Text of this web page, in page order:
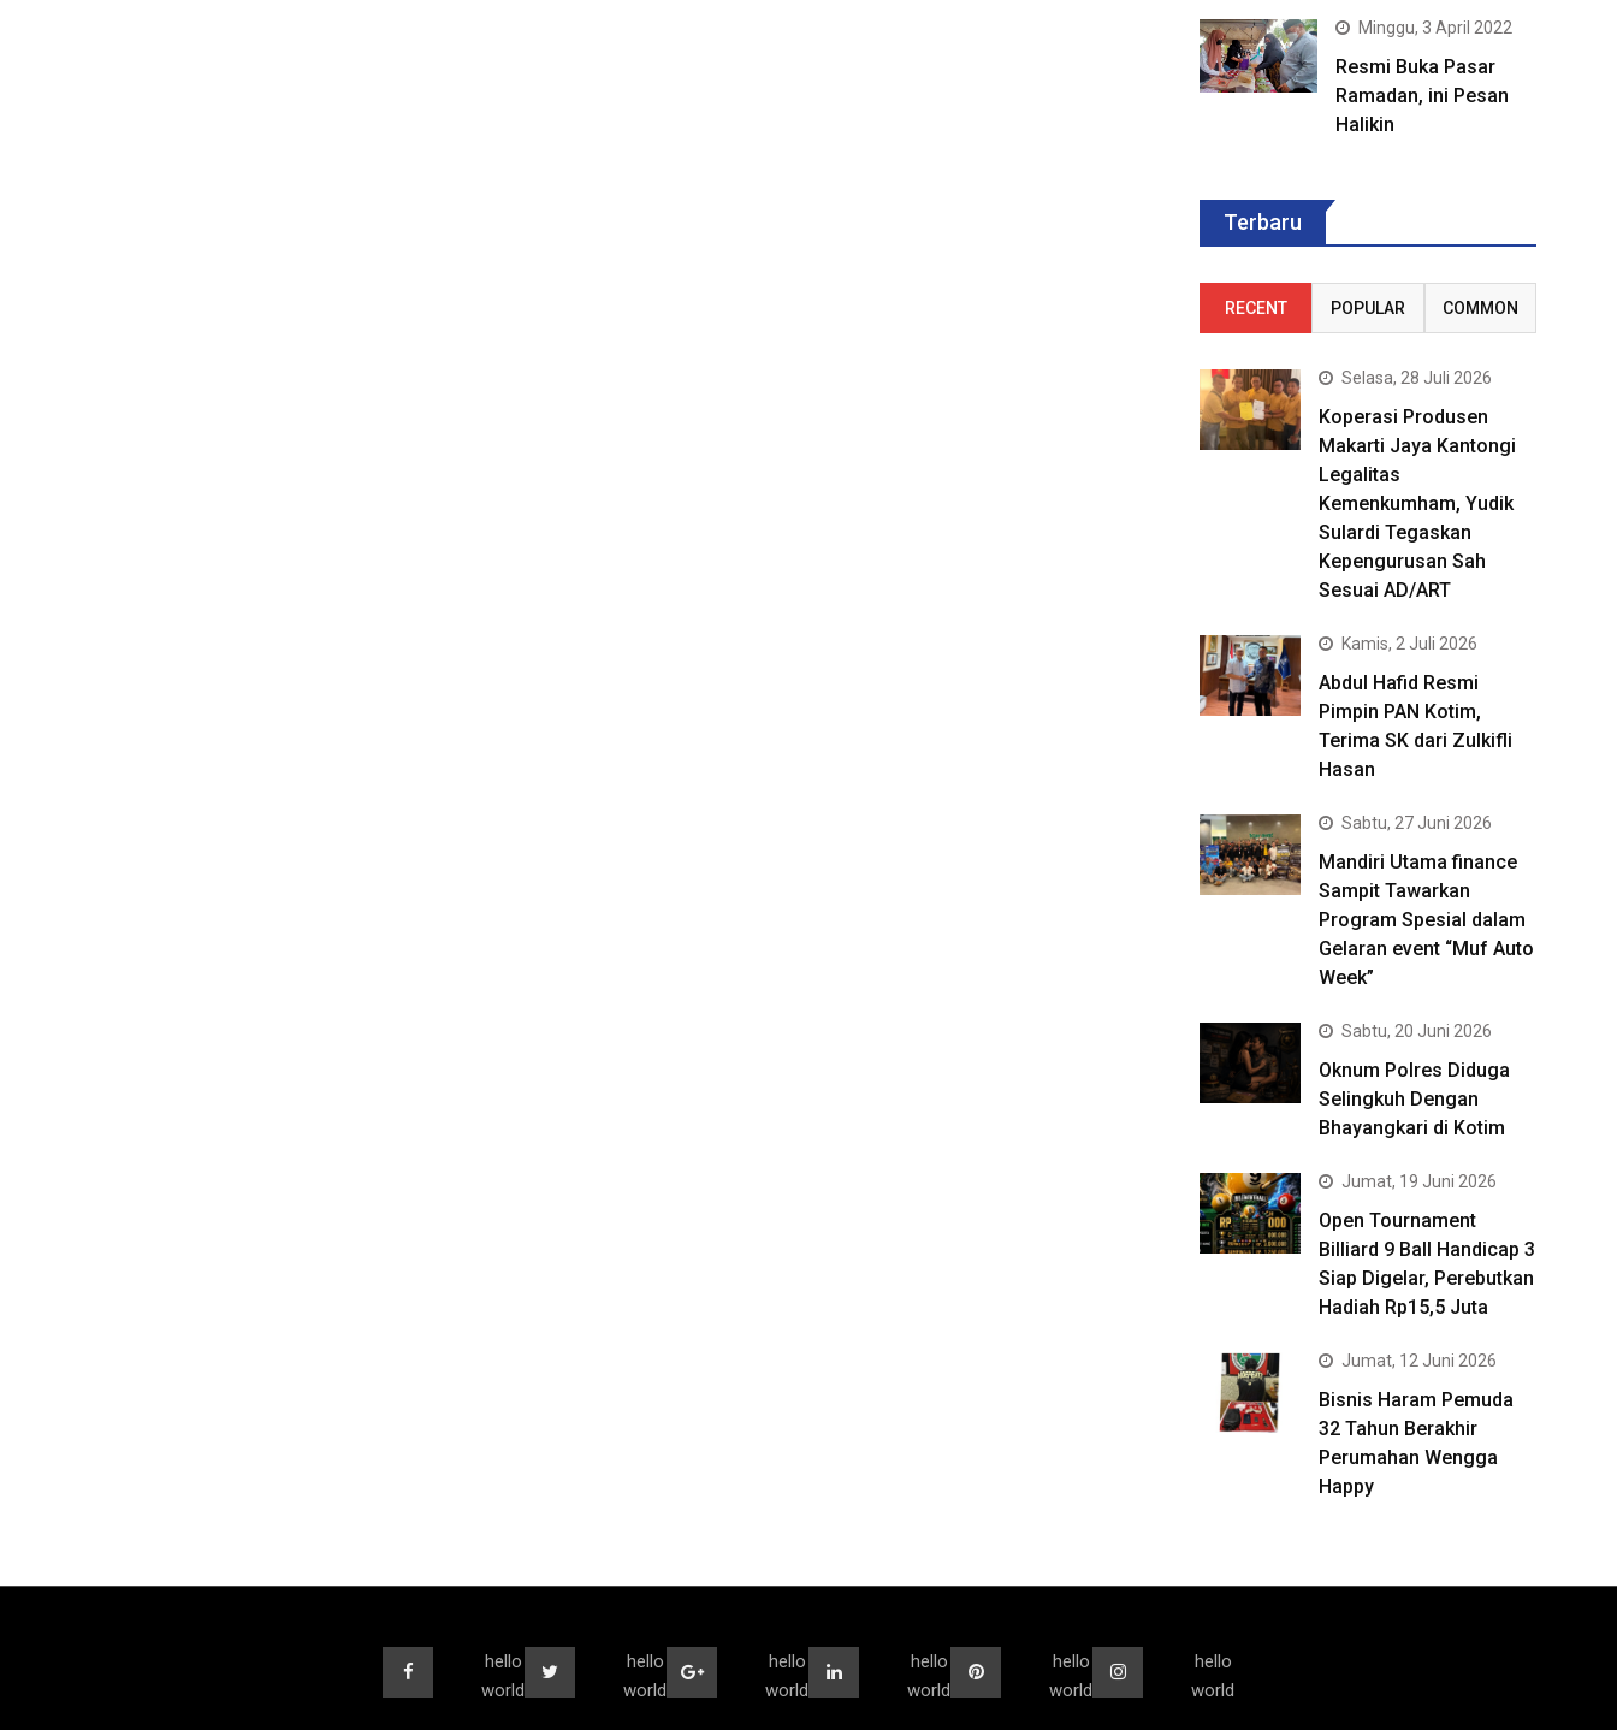
Minggu, 3 April 2022
Resmi Buka Pasar
Ramadan, ini Pesan
Halikin
Terbaru
RECENT POPULAR COMMON
Selasa, 28 Juli 2026
Koperasi Produsen
Makarti Jaya Kantongi
Legalitas
Kemenkumham, Yudik
Sulardi Tegaskan
Kepengurusan Sah
Sesuai AD/ART
Kamis, 2 Juli 2026
Abdul Hafid Resmi
Pimpin PAN Kotim,
Terima SK dari Zulkifli
Hasan
Sabtu, 27 Juni 2026
Mandiri Utama finance
Sampit Tawarkan
Program Spesial dalam
Gelaran event “Muf Auto
Week”
Sabtu, 20 Juni 2026
Oknum Polres Diduga
Selingkuh Dengan
Bhayangkari di Kotim
Jumat, 19 Juni 2026
Open Tournament
Billiard 9 Ball Handicap 3
Siap Digelar, Perebutkan
Hadiah Rp15,5 Juta
Jumat, 12 Juni 2026
Bisnis Haram Pemuda
32 Tahun Berakhir
Perumahan Wengga
Happy
hello
world
hello
world
hello
world
hello
world
hello
world
hello
world